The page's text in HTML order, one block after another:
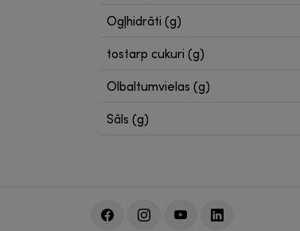
Ogļhidrāti (g)
tostarp cukuri (g)
Olbaltumvielas (g)
Sāls (g)